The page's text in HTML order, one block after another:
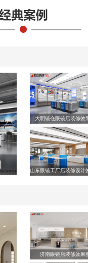
大明镜仓眼镜店装修效
山东眼镜工厂店装修设计
济南眼镜店装修效果